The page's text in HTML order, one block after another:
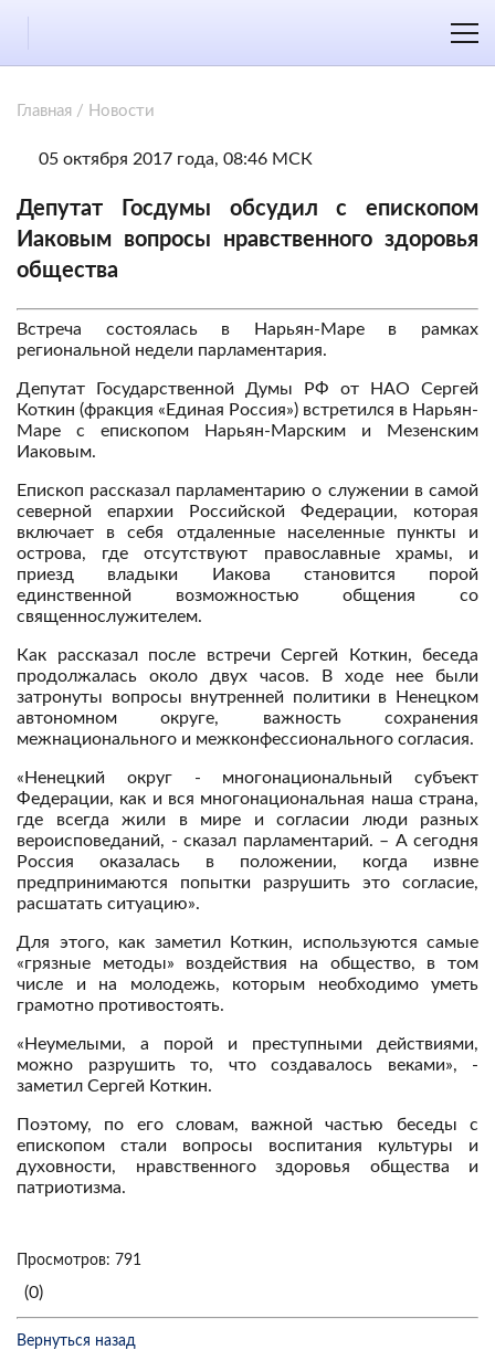
Главная / Новости
05 октября 2017 года, 08:46 МСК
Депутат Госдумы обсудил с епископом
Иаковым вопросы нравственного здоровья
общества
Встреча состоялась в Нарьян-Маре в рамках
региональной недели парламентария.
Депутат Государственной Думы РФ от НАО Сергей
Коткин (фракция «Единая Россия») встретился в Нарьян-
Маре с епископом Нарьян-Марским и Мезенским
Иаковым.
Епископ рассказал парламентарию о служении в самой
северной епархии Российской Федерации, которая
включает в себя отдаленные населенные пункты и
острова, где отсутствуют православные храмы, и
приезд владыки Иакова становится порой
единственной возможностью общения со
священнослужителем.
Как рассказал после встречи Сергей Коткин, беседа
продолжалась около двух часов. В ходе нее были
затронуты вопросы внутренней политики в Ненецком
автономном округе, важность сохранения
межнационального и межконфессионального согласия.
«Ненецкий округ - многонациональный субъект
Федерации, как и вся многонациональная наша страна,
где всегда жили в мире и согласии люди разных
вероисповеданий, - сказал парламентарий. – А сегодня
Россия оказалась в положении, когда извне
предпринимаются попытки разрушить это согласие,
расшатать ситуацию».
Для этого, как заметил Коткин, используются самые
«грязные методы» воздействия на общество, в том
числе и на молодежь, которым необходимо уметь
грамотно противостоять.
«Неумелыми, а порой и преступными действиями,
можно разрушить то, что создавалось веками», -
заметил Сергей Коткин.
Поэтому, по его словам, важной частью беседы с
епископом стали вопросы воспитания культуры и
духовности, нравственного здоровья общества и
патриотизма.
Просмотров: 791
(0)
Вернуться назад